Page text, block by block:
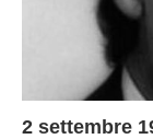
2 settembre